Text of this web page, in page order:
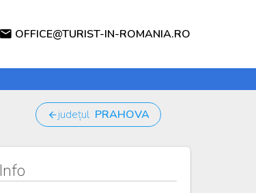
OFFICE@TURIST-IN-ROMANIA.RO
județul PRAHOVA
Info